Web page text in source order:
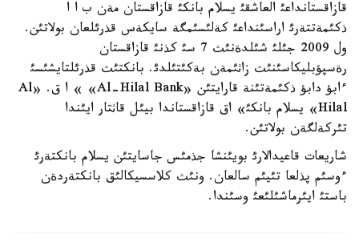
قازاقستانداعئ العاشقئ يسلام بانكئ قازاقستان مةن ب ا ا
ذكئمةتتةرئ اراسئنداعئ كةلئسئمگة سايكةس قذرئلعان بولاتئن.
ول 2009 جئلئ شئلدةنئث 7 سئ كذنئ قازاقستان
رةسپؤبليكاسئنئث زاثئمةن بةكئتئلدئ. بانكتئث قذرئلتايشئسئ
ءابؤ دابؤ ذكئمةتئنة قارايتئن «Al-Hilal Bank» » ا ق. «Al
Hilal» يسلام بانكئ» اق قازاقستاندا بيئل قاثتار ايئندا
تئركةلگةن بولاتئن.
شاريعات قاعيدالارئ بويئنشا جذمئس جاسايتئن يسلام بانكتةرئ
ءوسئم پذلعا تئيئم سالعان. ونئث كلاسسيكالئق بانكتةردةن
باستئ ايئرماشئلئعئ وسئندا.